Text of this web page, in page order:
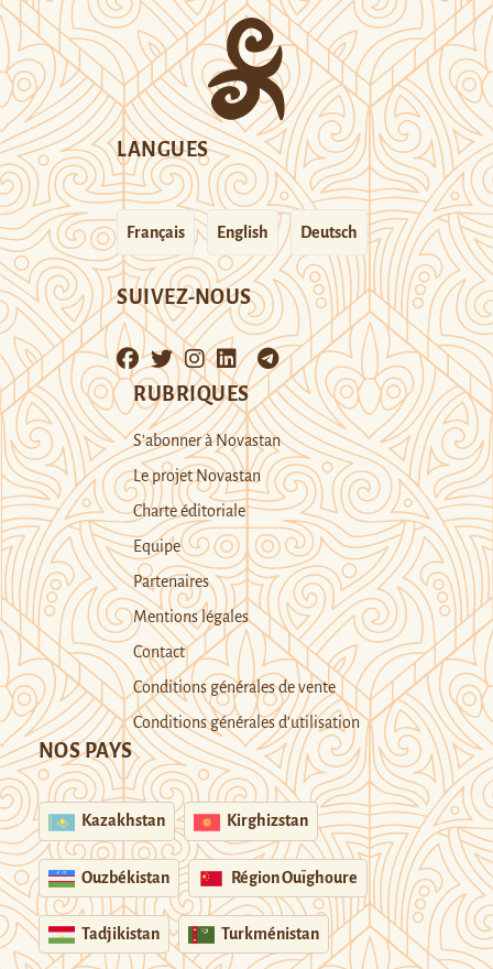
LANGUES
Français English Deutsch
SUIVEZ-NOUS
RUBRIQUES
S’abonner à Novastan
Le projet Novastan
Charte éditoriale
Equipe
Partenaires
Mentions légales
Contact
Conditions générales de vente
Conditions générales d’utilisation
NOS PAYS
Kazakhstan Kirghizstan
Ouzbékistan Région Ouïghoure
Tadjikistan Turkménistan